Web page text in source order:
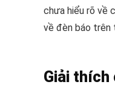
chưa hiểu rõ về
về đèn báo trên
Giải thích